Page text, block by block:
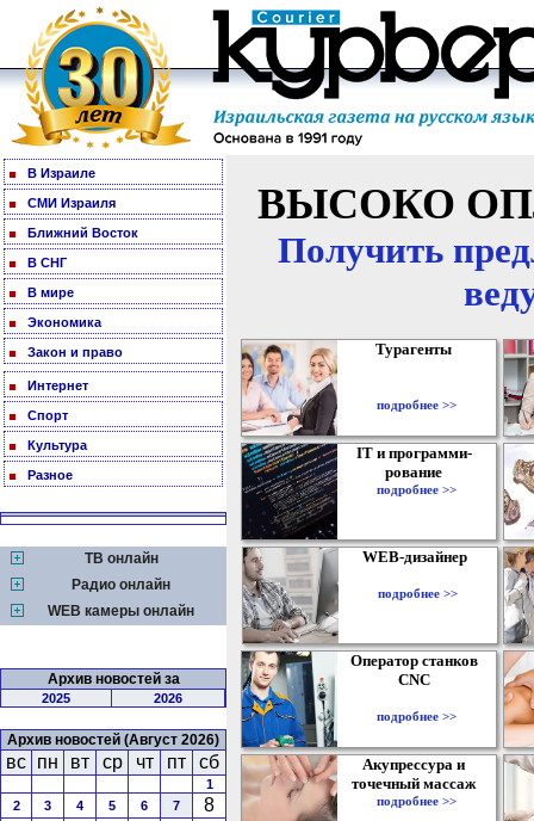
В Израиле
СМИ Израиля
Ближний Восток
В СНГ
В мире
Экономика
Закон и право
Интернет
Спорт
Культура
Разное
ТВ онлайн
Радио онлайн
WEB камеры онлайн
Архив новостей за
2025 2026
Архив новостей (Август 2026)
вс пн вт ср чт пт сб
1
2
3 4 5 6 7
8
ВЫСОКО
Получить
Турагенты
подробнее >>
IT и программи-
рование
подробнее >>
WEB-дизайнер
подробнее >>
Оператор станков
CNC
подробнее >>
Акупрессура и
точечный массаж
подробнее >>